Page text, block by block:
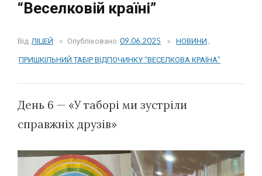
“Веселковій країні”
Від ЛІЦЕЙ Опубліковано 09.06.2025 НОВИНИ,
ПРИШКІЛЬНИЙ ТАБІР ВІДПОЧИНКУ “ВЕСЕЛКОВА КРАЇНА”
День 6 — «У таборі ми зустріли
справжніх друзів»